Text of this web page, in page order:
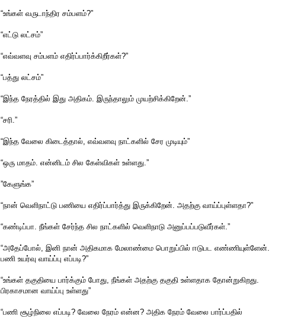
“உங்கள் வருடாந்திர சம்பளம்?”
“எட்டு லட்சம்”
“எவ்வளவு சம்பளம் எதிர்ப்பார்க்கிறீர்கள்?”
“பத்து லட்சம்”
“இந்த நேரத்தில் இது அதிகம். இருந்தாலும் முயற்சிக்கிறேன்.”
“சரி.”
“இந்த வேலை கிடைத்தால், எவ்வளவு நாட்களில் சேர முடியும்”
“ஒரு மாதம். என்னிடம் சில கேள்விகள் உள்ளது.”
”கேளுங்க”
“நான் வெளிநாட்டு பணியை எதிர்ப்பார்த்து இருக்கிறேன். அதற்கு வாய்ப்புள்ளதா?”
“கண்டிப்பா. நீங்கள் சேர்ந்த சில நாட்களில் வெளிநாடு அனுப்பப்படுவீர்கள்.”
“அதேப்போல், இனி நான் அதிகமாக மேலாண்மை பொறுப்பில் ஈடுபட எண்ணியுள்ளேன்.
பணி உயர்வு வாய்ப்பு எப்படி?”
“உங்கள் தகுதியை பார்க்கும் போது, நீங்கள் அதற்கு தகுதி உள்ளதாக தோன்றுகிறது.
பிரகாசமான வாய்ப்பு உள்ளது”
“பணி சூழ்நிலை எப்படி? வேலை நேரம் என்ன? அதிக நேரம் வேலை பார்ப்பதில்